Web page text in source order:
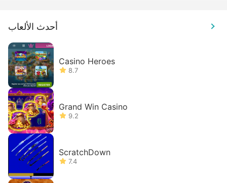
أحدث الألعاب
Casino Heroes
8.7
Grand Win Casino
9.2
ScratchDown
7.4